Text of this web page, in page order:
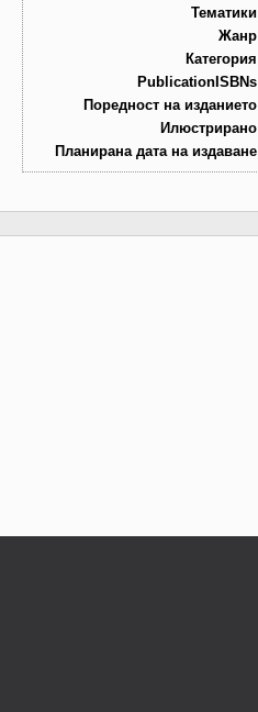
Тематики
Жанр
Категория
PublicationISBNs
Поредност на изданието
Илюстрирано
Планирана дата на издаване